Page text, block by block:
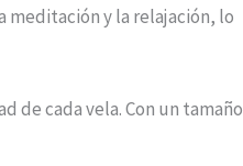
meditación y la relajación, lo
de cada vela. Con un tamaño